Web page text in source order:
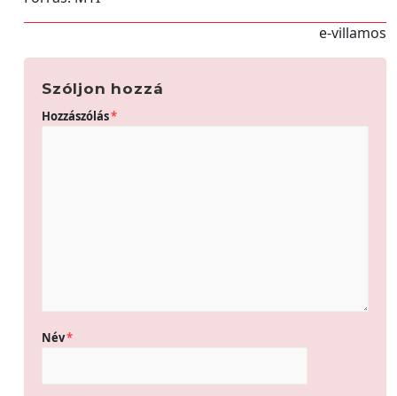
e-villamos
Szóljon hozzá
Hozzászólás*
Név*